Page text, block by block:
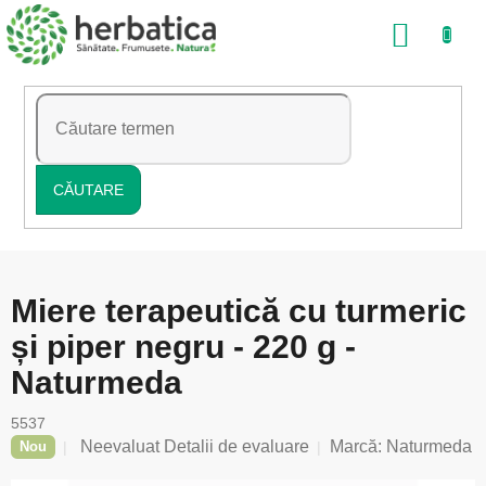
Treci
la
conținut
CĂUTARE
COŞ
Miere terapeutică cu turmeric
și piper negru - 220 g -
Naturmeda
5537
Nou
Evaluarea
Neevaluat Detalii de evaluare Marcă: Naturmeda